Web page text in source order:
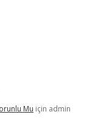
Mu için admin